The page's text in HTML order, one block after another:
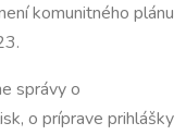
komunitného plánu
správy o
o príprave prihlášky